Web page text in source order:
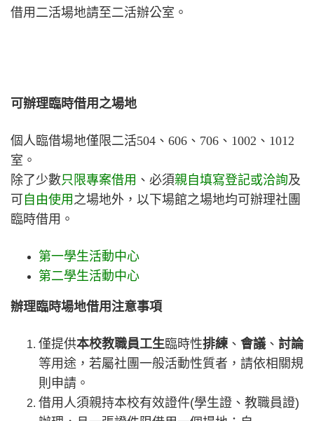
借用二活場地請至二活辦公室。
可辦理臨時借用之場地
個人臨借場地僅限二活504、606、706、1002、1012
室。
除了少數只限專案借用 、必須親自填寫登記或洽詢及
可 自由使用 之場地外，以下場館之場地均可辦理社團
臨時借用。
第一學生活動中心
第二學生活動中心
辦理臨時場地借用注意事項
僅提供本校教職員工生臨時性排練 、 會議 、 討論
等用途，若屬社團一般活動性質者，請依相關規
則申請。
借用人須親持本校有效證件(學生證、教職員證)